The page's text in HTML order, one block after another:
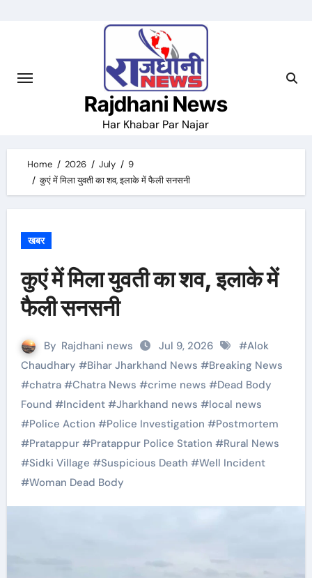
Rajdhani News
Har Khabar Par Najar
Home 2026 July
9
कुएं में मिला युवती का शव, इलाके में फैली सनसनी
खबर
कुएं में मिला युवती का शव, इलाके में
फैली सनसनी
By Rajdhani news Jul 9, 2026 #Alok
Chaudhary #Bihar Jharkhand News #Breaking News
#chatra#Chatra News #crime news #Dead Body
Found #Incident#Jharkhand news #local news
#Police Action #Police Investigation #Postmortem
#Pratappur#Pratappur Police Station #Rural News
#Sidki Village #Suspicious Death #Well Incident
#Woman Dead Body